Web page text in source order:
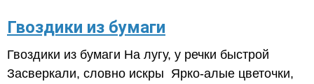
Гвоздики из бумаги
Гвоздики из бумаги На лугу, у речки быстрой
Засверкали, словно искры Ярко-алые цветочки,